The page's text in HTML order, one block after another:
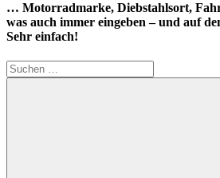
… Motorradmarke, Diebstahlsort,
was auch immer eingeben – und auf
Sehr einfach!
Suchen
nach: